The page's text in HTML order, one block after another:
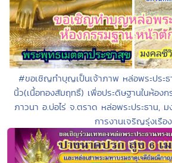
#ขอเชิญทำบุญเป็นเจ้าภาพ หล่อพระประ
นิ้ว(เนื้อทองสัมฤทธิ์) เพื่อประดิษฐานในห้อง
ภาวนา อ.บ่อไร่ จ.ตราด หล่อพระประธาน,
การงานเจริญรุ่งเรือง